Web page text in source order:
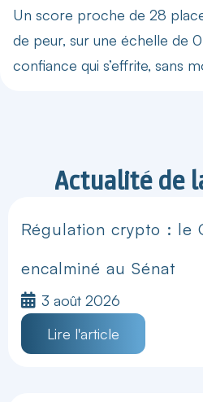
Un score proche de 28
de peur, sur une échelle de
confiance qui s’effrite, sans
Actualité de
Régulation crypto : le
encalminé au Sénat
3 août 2026
Lire l'article